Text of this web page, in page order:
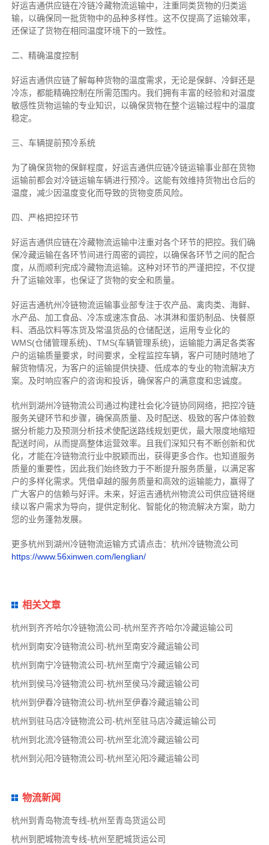
好运吉通供应链在冷链冷藏物流运输中，注重同类货物的归类运
输，以确保同一批货物中的品种多样性。这不仅提高了运输效率，
还保证了货物在相同温度环境下的一致性。
二、 精确温度控制
好运吉通供应链了解每种货物的温度需求，无论是保鲜、冷鲜还是
冷冻，都能精确控制在所需范围内。我们拥有丰富的经验和对温度
敏感性货物运输的专业知识，以确保货物在整个运输过程中的温度
稳定。
三、车辆提前预冷系统
为了确保货物的保鲜程度，好运吉通供应链冷链运输事业部在货物
运输前都会对冷链运输车辆进行预冷。这能有效维持货物出仓后的
温度，减少因温度变化而导致的货物变质风险。
四、严格把控环节
好运吉通供应链在冷藏物流运输中注重对各个环节的把控。我们确
保冷藏运输在各环节间进行周密的调控，以确保各环节之间的配合
度，从而顺利完成冷藏物流运输。这种对环节的严谨把控，不仅提
升了运输效率，也保证了货物的安全和质量。
好运吉通杭州冷链物流运输事业部专注于农产品、禽肉类、海鲜、
水产品、加工食品、冷冻或速冻食品、冰淇淋和蛋奶制品、快餐原
料、酒品饮料等冻货及常温货品的仓储配送，运用专业化的
WMS(仓储管理系统)、TMS(车辆管理系统)，运输能力满足各类客
户的运输质量要求，时间要求，全程监控车辆，客户可随时随地了
解货物情况，为客户的运输提供快捷、低成本的专业的物流解决方
案。及时响应客户的咨询和投诉，确保客户的满意度和忠诚度。
杭州到湖州冷链物流公司通过构建社会化冷链协同网络，把控冷链
服务关键环节和步骤，确保高质量、及时配送、极致的客户体验数
据分析能力及预测分析技术使配送路线规划更优，最大限度地缩短
配送时间，从而提高整体运营效率。且 我们深知 只有不断创新和优
化，才能在冷链物流行业中脱颖而出，获得更多合作。也知道服务
质量的重要性，因此我们始终致力于不断提升服务质量，以满足客
户的多样化需求。 凭借卓越的服务质量和高效的运输能力，赢得了
广大客户的信赖与好评。 未来，好运吉通杭州物流公司供应链将继
续以客户需求为导向，提供定制化、智能化的物流解决方案，助力
您的业务蓬勃发展。
更多杭州到湖州冷链物流运输方式请点击：杭州冷链物流公司
https://www.56xinwen.com/lenglian/
相关文章
杭州到齐齐哈尔冷链物流公司-杭州至齐齐哈尔冷藏运输公司
杭州到南安冷链物流公司-杭州至南安冷藏运输公司
杭州到南宁冷链物流公司-杭州至南宁冷藏运输公司
杭州到侯马冷链物流公司-杭州至侯马冷藏运输公司
杭州到伊春冷链物流公司-杭州至伊春冷藏运输公司
杭州到驻马店冷链物流公司-杭州至驻马店冷藏运输公司
杭州到北流冷链物流公司-杭州至北流冷藏运输公司
杭州到沁阳冷链物流公司-杭州至沁阳冷藏运输公司
物流新闻
杭州到青岛物流专线-杭州至青岛货运公司
杭州到肥城物流专线-杭州至肥城货运公司